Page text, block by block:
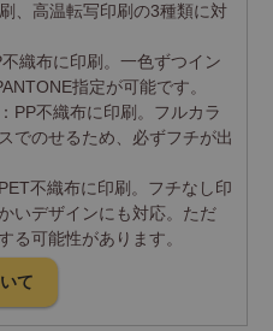
、高温転写印刷の3種類に対
不織布に印刷。一色ずつイン
指定が可能です。
：PP不織布に印刷。フルカラ
でのせるため、必ずフチが出
PET不織布に印刷。フチなし印
いデザインにも対応。ただ
る可能性があります。
て